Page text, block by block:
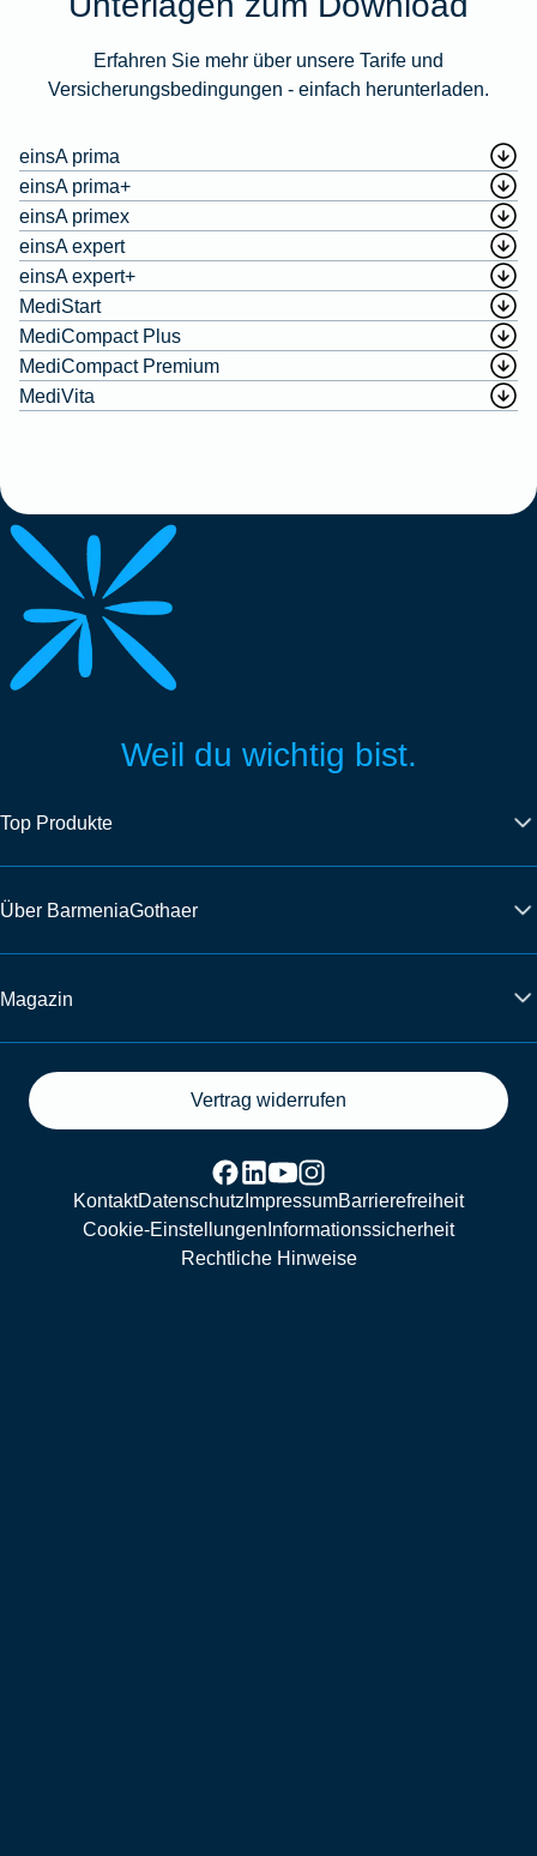
Erfahren Sie mehr über unsere Tarife und
Versicherungsbedingungen - einfach herunterladen.
einsA prima
einsA prima+
einsA primex
einsA expert
einsA expert+
MediStart
MediCompact Plus
MediCompact Premium
MediVita
Weil du wichtig bist.
Top Produkte
Über BarmeniaGothaer
Magazin
Vertrag widerrufen
KontaktDatenschutz ImpressumBarrierefreiheit
Cookie-Einstellungen Informationssicherheit
Rechtliche Hinweise